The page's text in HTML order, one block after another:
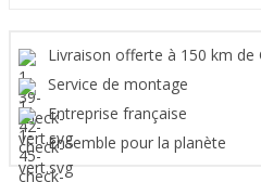
Livraison offerte à 150 km de
Service de montage
Entreprise française
Ensemble pour la planète